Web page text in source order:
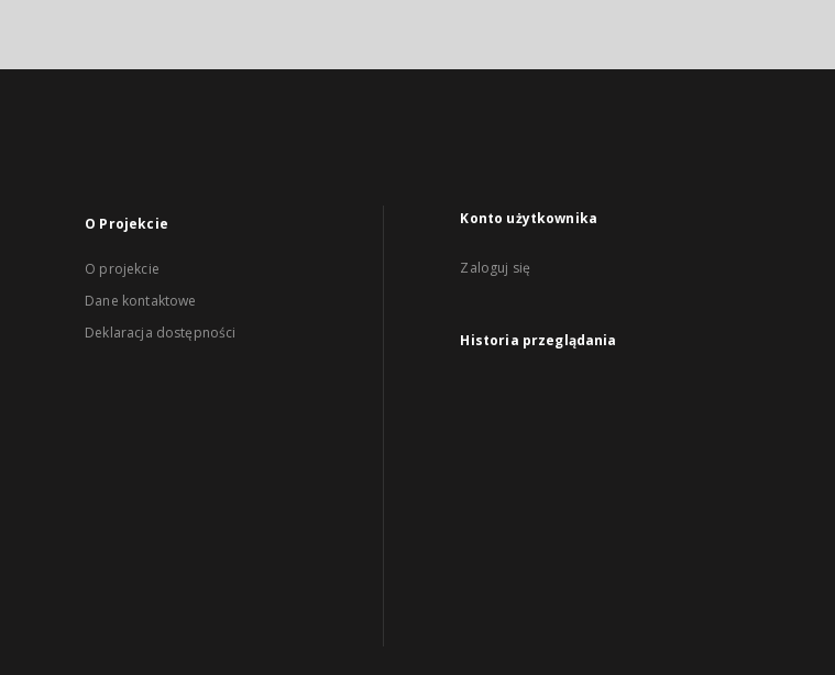
O Projekcie
O projekcie
Dane kontaktowe
Deklaracja dostępności
Konto użytkownika
Zaloguj się
Historia przeglądania